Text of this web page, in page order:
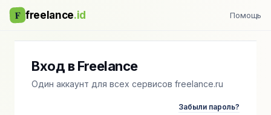
F freelance.id Помощь
Вход в Freelance
Один аккаунт для всех сервисов freelance.ru
Забыли пароль?